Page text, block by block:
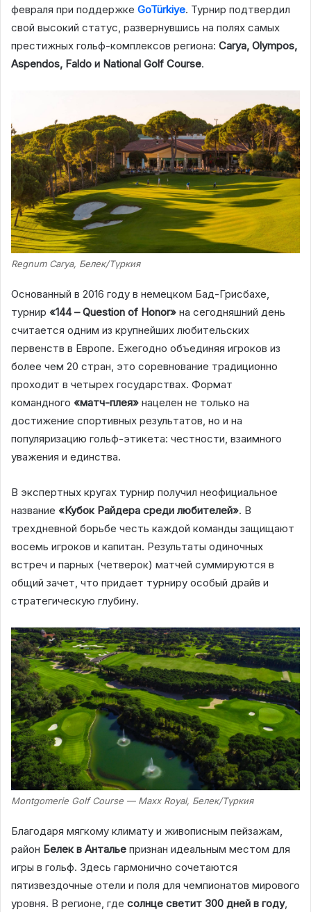
февраля при поддержке GoTürkiye. Турнир подтвердил
свой высокий статус, развернувшись на полях самых
престижных гольф-комплексов региона: Carya, Olympos,
Aspendos, Faldo и National Golf Course.
Regnum Carya, Белек/Түркия
Основанный в 2016 году в немецком Бад-Грисбахе,
турнир «144 – Question of Honor» на сегодняшний день
считается одним из крупнейших любительских
первенств в Европе. Ежегодно объединяя игроков из
более чем 20 стран, это соревнование традиционно
проходит в четырех государствах. Формат
командного «матч-плея» нацелен не только на
достижение спортивных результатов, но и на
популяризацию гольф-этикета: честности, взаимного
уважения и единства.
В экспертных кругах турнир получил неофициальное
название «Кубок Райдера среди любителей». В
трехдневной борьбе честь каждой команды защищают
восемь игроков и капитан. Результаты одиночных
встреч и парных (четверок) матчей суммируются в
общий зачет, что придает турниру особый драйв и
стратегическую глубину.
Montgomerie Golf Course — Maxx Royal, Белек/Түркия
Благодаря мягкому климату и живописным пейзажам,
район Белек в Анталье признан идеальным местом для
игры в гольф. Здесь гармонично сочетаются
пятизвездочные отели и поля для чемпионатов мирового
уровня. В регионе, где солнце светит 300 дней в году,